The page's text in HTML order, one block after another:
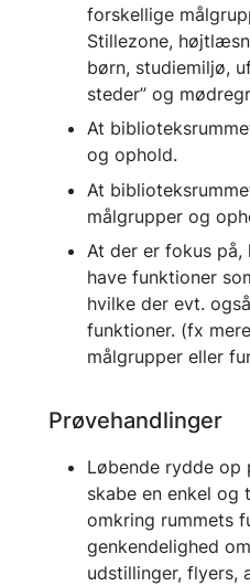
forskellige
Stillezone,
børn, studiemiljø,
steder” og
At
og ophold.
At
målgrupper og
At der er fokus på,
have funktioner
hvilke der evt.
funktioner. (fx
målgrupper eller
Prøvehandlinger
Løbende rydde op
skabe en enkel og
omkring rummets
genkendelighed
udstillinger, flyers,